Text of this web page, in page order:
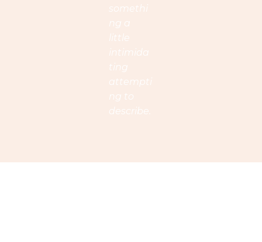
somethi
ng a
little
intimida
ting
attempti
ng to
describe.